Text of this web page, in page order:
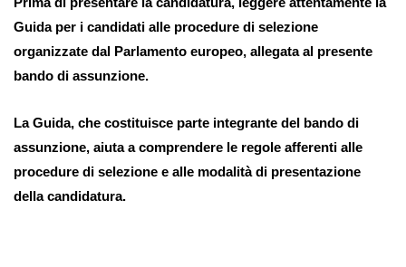
Guida per i candidati alle procedure di selezione
organizzate dal Parlamento europeo, allegata al presente
bando di assunzione.
La Guida, che costituisce parte integrante del bando di
assunzione, aiuta a comprendere le regole afferenti alle
procedure di selezione e alle modalità di presentazione
della candidatura.